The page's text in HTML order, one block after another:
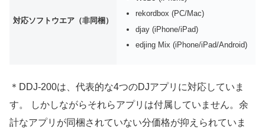
対応ソフトウエア（非同梱）
rekordbox (PC/Mac)
djay (iPhone/iPad)
edjing Mix (iPhone/iPad/Android)
＊DDJ-200は、代表的な4つのDJアプリに対応していま
す。 しかしながらそれらアプリは付属していません。余
計なアプリが同梱されていない分価格が抑えられていま